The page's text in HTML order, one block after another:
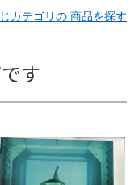
カテゴリの 商品を探す
す